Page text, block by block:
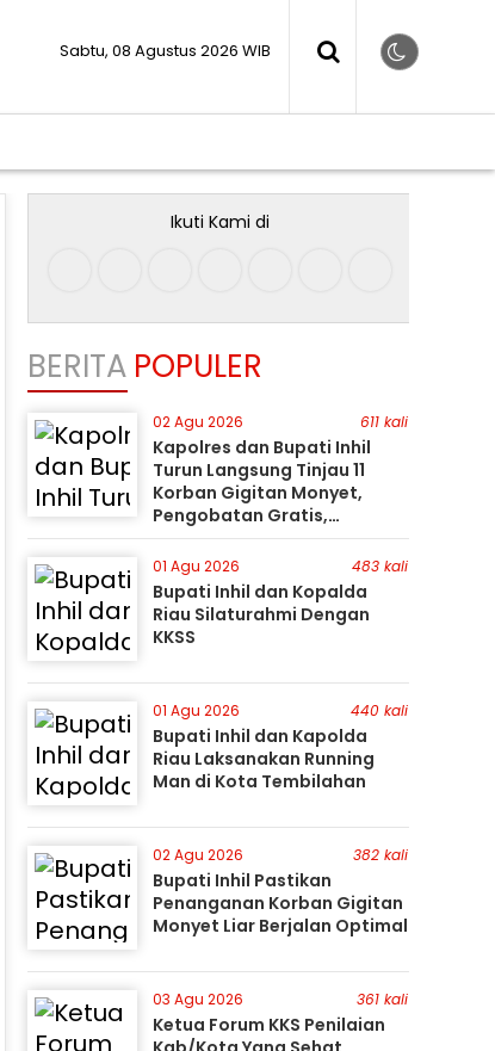
Sabtu, 08 Agustus 2026 WIB
Ikuti Kami di
BERITA POPULER
02 Agu 2026 611 kali
Kapolres dan Bupati Inhil
Turun Langsung Tinjau 11
Korban Gigitan Monyet,
Pengobatan Gratis,
Perburuan Terus Berlanjut
01 Agu 2026 483 kali
Bupati Inhil dan Kopalda
Riau Silaturahmi Dengan
KKSS
01 Agu 2026 440 kali
Bupati Inhil dan Kapolda
Riau Laksanakan Running
Man di Kota Tembilahan
02 Agu 2026 382 kali
Bupati Inhil Pastikan
Penanganan Korban Gigitan
Monyet Liar Berjalan Optimal
03 Agu 2026 361 kali
Ketua Forum KKS Penilaian